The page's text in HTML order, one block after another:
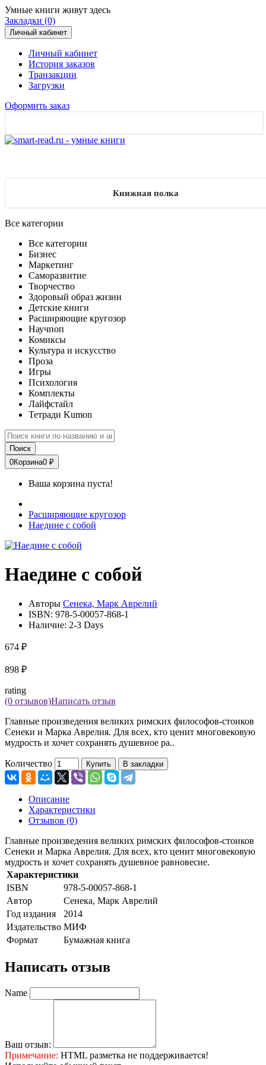
Умные книги живут здесь
Закладки (0)
Личный кабинет
Личный кабинет
История заказов
Транзакции
Загрузки
Оформить заказ
Книжная полка
Все категории
Все категории
Бизнес
Маркетинг
Саморазвитие
Творчество
Здоровый образ жизни
Детские книги
Расширяющие кругозор
Научпоп
Комиксы
Культура и искусство
Проза
Игры
Психология
Комплекты
Лайфстайл
Тетради Kumon
Поиск
0Корзина0 ₽
Ваша корзина пуста!
Расширяющие кругозор
Наедине с собой
Наедине с собой
Авторы Сенека, Марк Аврелий
ISBN: 978-5-00057-868-1
Наличие: 2-3 Days
674 ₽
898 ₽
rating
(0 отзывов)Написать отзыв
Главные произведения великих римских философов-стоиков
Сенеки и Марка Аврелия. Для всех, кто ценит многовековую
мудрость и хочет сохранять душевное ра..
Количество Купить В закладки
Описание
Характеристики
Отзывов (0)
Главные произведения великих римских философов-стоиков
Сенеки и Марка Аврелия. Для всех, кто ценит многовековую
мудрость и хочет сохранять душевное равновесие.
Характеристики
ISBN
978-5-00057-868-1
Автор
Сенека, Марк Аврелий
Год издания
2014
Издательство МИФ
Формат
Бумажная книга
Написать отзыв
Name
Ваш отзыв:
Примечание: HTML разметка не поддерживается!